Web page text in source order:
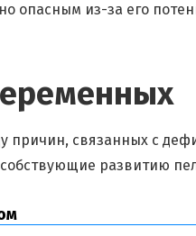
опасным из-за его
причин, связанных с
развитию